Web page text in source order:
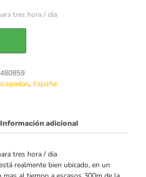
tres hora / día
, España
Información adicional
tres hora / dia
realmente bien ubicado, en un